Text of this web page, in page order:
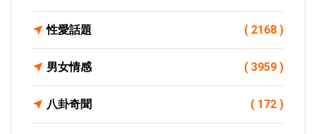
性愛話題 ( 2168 )
男女情感 ( 3959 )
八卦奇聞 ( 172 )